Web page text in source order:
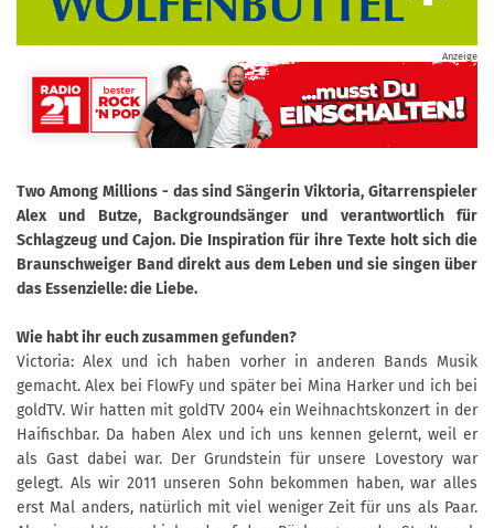
Anzeige
Two Among Millions - das sind Sängerin Viktoria, Gitarrenspieler
Alex und Butze, Backgroundsänger und verantwortlich für
Schlagzeug und Cajon. Die Inspiration für ihre Texte holt sich die
Braunschweiger Band direkt aus dem Leben und sie singen über
das Essenzielle: die Liebe.
Wie habt ihr euch zusammen gefunden?
Victoria: Alex und ich haben vorher in anderen Bands Musik
gemacht. Alex bei FlowFy und später bei Mina Harker und ich bei
goldTV. Wir hatten mit goldTV 2004 ein Weihnachtskonzert in der
Haifischbar. Da haben Alex und ich uns kennen gelernt, weil er
als Gast dabei war. Der Grundstein für unsere Lovestory war
gelegt. Als wir 2011 unseren Sohn bekommen haben, war alles
erst Mal anders, natürlich mit viel weniger Zeit für uns als Paar.